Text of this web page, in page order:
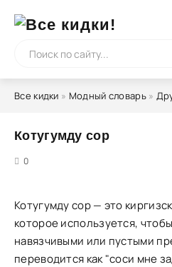
Все кидки » Модный словарь»
Котугумду сор
0
Котугумду сор — это
которое используется,
навязчивыми или пустыми
переводится как "соси мне